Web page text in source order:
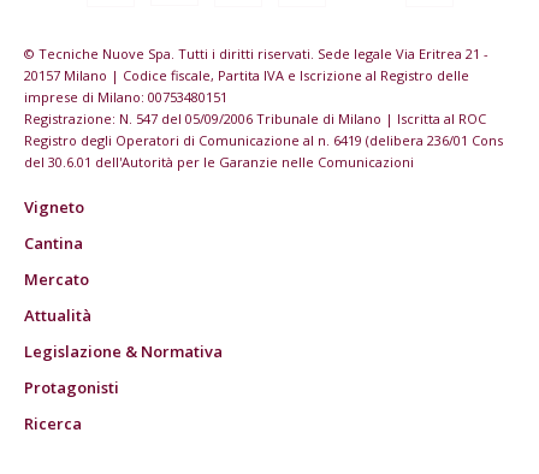
© Tecniche Nuove Spa. Tutti i diritti riservati. Sede legale Via Eritrea 21 -
20157 Milano | Codice fiscale, Partita IVA e Iscrizione al Registro delle
imprese di Milano: 00753480151
Registrazione: N. 547 del 05/09/2006 Tribunale di Milano | Iscritta al ROC
Registro degli Operatori di Comunicazione al n. 6419 (delibera 236/01 Cons
del 30.6.01 dell'Autorità per le Garanzie nelle Comunicazioni
Vigneto
Cantina
Mercato
Attualità
Legislazione & Normativa
Protagonisti
Ricerca